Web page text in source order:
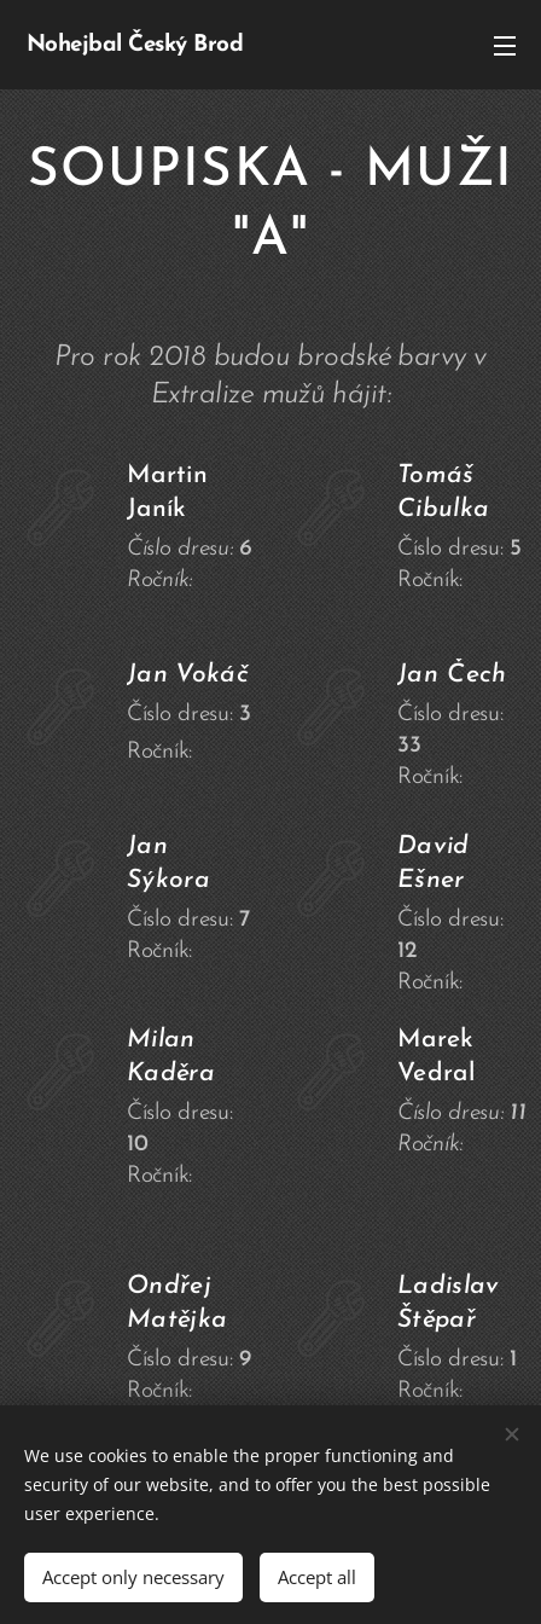
Nohejbal Český Brod
SOUPISKA - MUŽI
"A"
Pro rok 2018 budou brodské barvy v
Extralize mužů hájit:
Martin
Janík
Číslo dresu: 6
Ročník:
Tomáš
Cibulka
Číslo dresu:5
Ročník:
Jan Vokáč
Číslo dresu:3
Ročník:
Jan Čech
Číslo dresu:
33
Ročník:
Jan
Sýkora
Číslo dresu:7
Ročník:
David
Ešner
Číslo dresu:
12
Ročník:
Milan
Kaděra
Číslo dresu:
10
Ročník:
Marek
Vedral
Číslo dresu:11
Ročník:
Ondřej
Matějka
Číslo dresu:9
Ročník:
Ladislav
Štěpař
Číslo dresu:1
Ročník:
Nohejbal Český Brod 2022
Vytvořeno službou
Webnode
We use cookies to enable the proper functioning and
security of our website, and to offer you the best possible
user experience.
Accept only necessary Accept all